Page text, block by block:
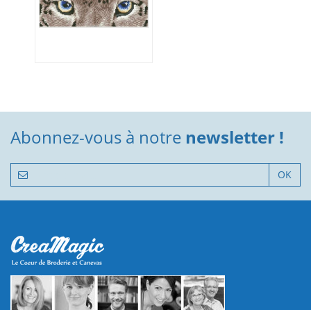
Abonnez-vous à notre newsletter !
OK